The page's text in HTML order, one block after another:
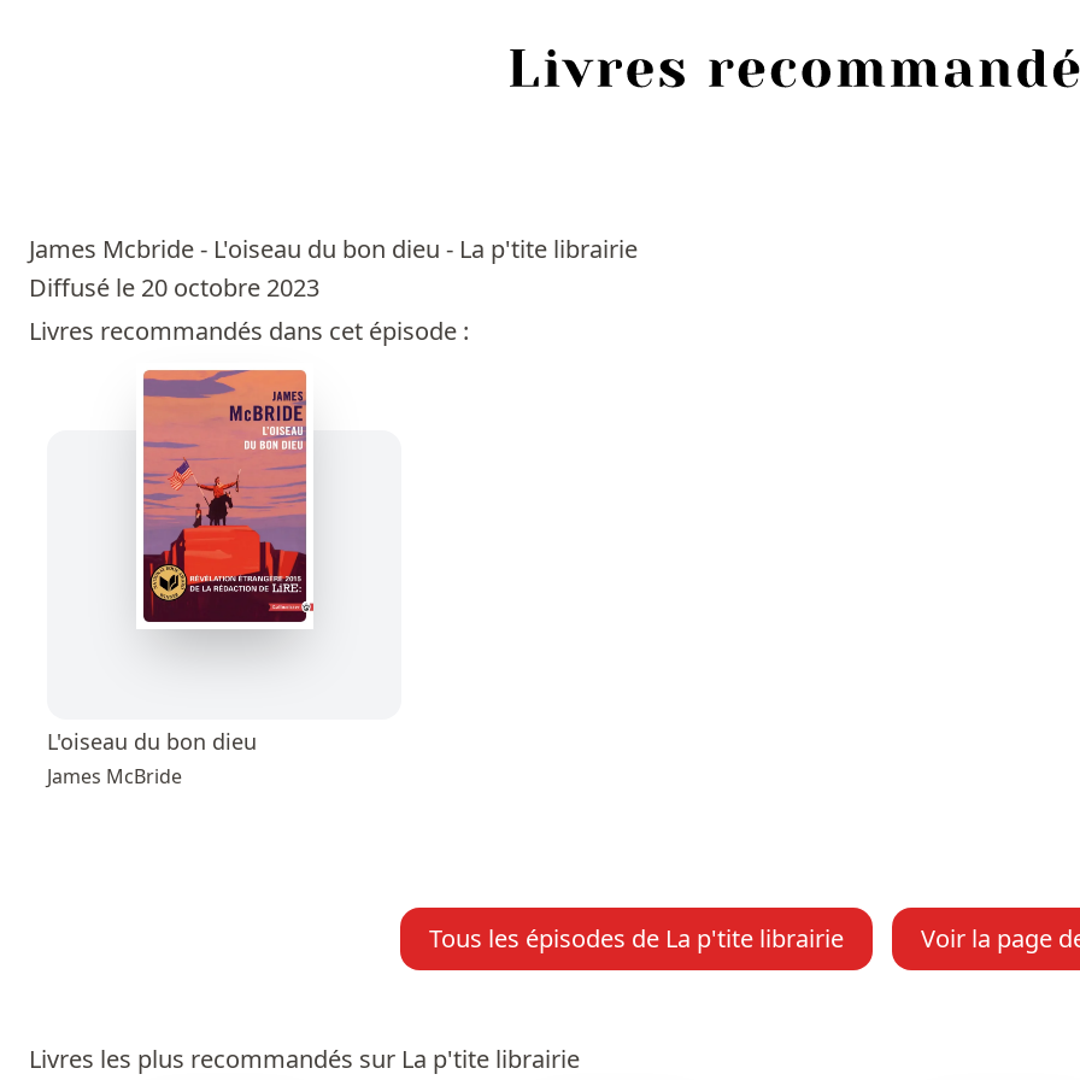
James Mcbride - L'oiseau du bon dieu - La p'tite librairie
Diffusé le 20 octobre 2023
Livres recommandés dans cet épisode :
L'oiseau du bon dieu
James McBride
Tous les épisodes de La p'tite librairie Voir la page
Livres les plus recommandés sur La p'tite librairie
Sources
Personnes
Livres
Livres les plus recommandés
Prix littéraires